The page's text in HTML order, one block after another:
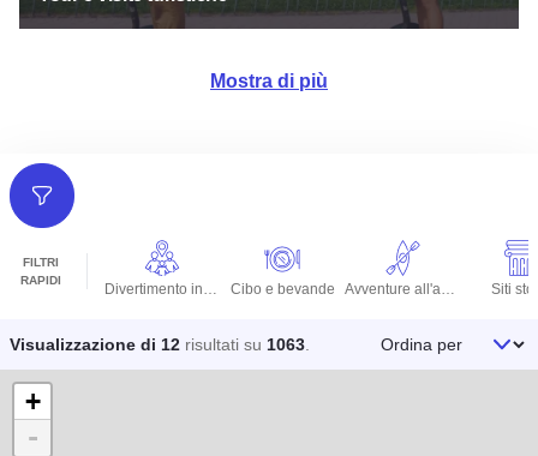
Mostra di più
FILTRI
RAPIDI
Divertimento in famiglia Cibo e bevande Avventure all'aperto Siti
Filtri
Visualizzazione di 12 risultati su 1063 Ordina per
+
-